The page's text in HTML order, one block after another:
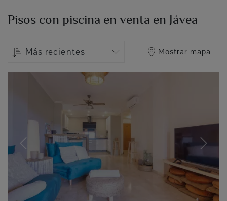
Pisos con piscina en venta en Jávea
Más recientes Mostrar mapa
Previous Next